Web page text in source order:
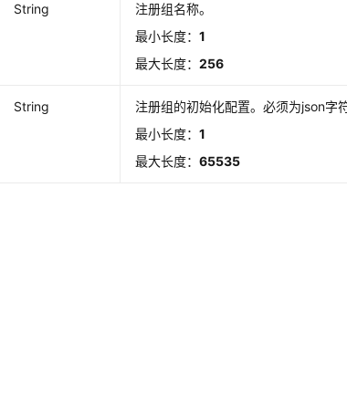
String
注册组名称。
最小长度：1
最大长度：256
String
注册组的初始化配置。必须为json字
最小长度：1
最大长度：65535